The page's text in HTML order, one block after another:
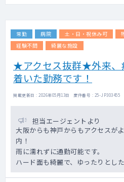
ることで、
案件増加に
■お任せし
弊社の医療
事業者より
り患者さん
提供し、社
ます。
今回募集す
析サービス
です。
医療データ
MDはそれぞ
常勤 病院 土・日・祝休み可
経験不問
綺麗な施設
★アクセス抜群★外来、
着いた勤務です！
掲載更新日 : 2026年05月13日 案件番号 : 25-JP303455
担当エージェントより
大阪からも神戸からもアクセスが
内！
雨に濡れずに通勤可能です。
ハード面も綺麗で、ゆったりとし